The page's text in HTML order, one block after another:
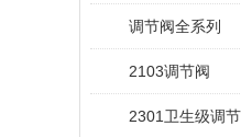
调节阀全系列
2103调节阀
2301卫生级调